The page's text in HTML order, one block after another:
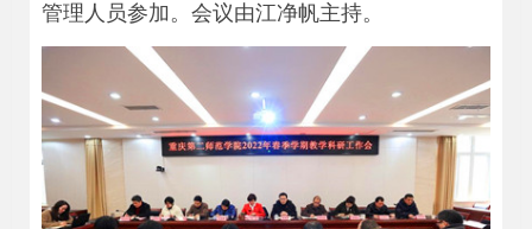
管理人员参加。会议由江净帆主持。